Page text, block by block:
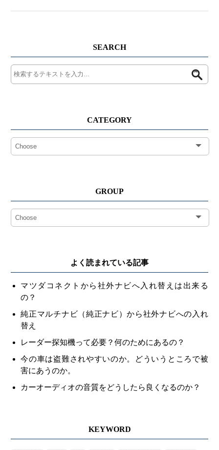
SEARCH
CATEGORY
GROUP
よく読まれている記事
マツダコネクトから社外ナビへ入れ替えは出来る
の？
純正マルチナビ（純正ナビ）から社外ナビへの入れ
替え
レーダー探知機って必要？何のためにあるの？
今の車は盗難されやすいのか。どういうところで被
害にあうのか。
カーオーディオの音質をどうしたら良くなるのか？
KEYWORD